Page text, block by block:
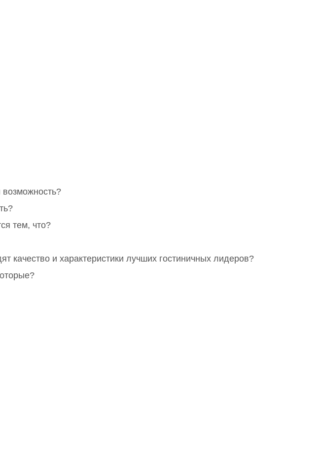
возможность?
тем, что?
качество и характеристики лучших гостиничных лидеров?